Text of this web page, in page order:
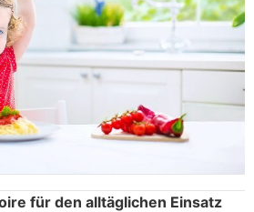
für den alltäglichen Einsatz